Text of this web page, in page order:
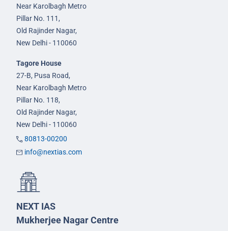
Near Karolbagh Metro
Pillar No. 111,
Old Rajinder Nagar,
New Delhi - 110060
Tagore House
27-B, Pusa Road,
Near Karolbagh Metro
Pillar No. 118,
Old Rajinder Nagar,
New Delhi - 110060
80813-00200
info@nextias.com
NEXT IAS
Mukherjee Nagar Centre